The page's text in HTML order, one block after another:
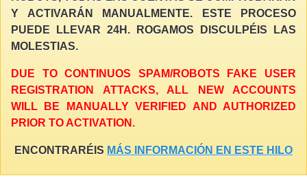
Y ACTIVARÁN MANUALMENTE. ESTE PROCESO
PUEDE LLEVAR 24H. ROGAMOS DISCULPÉIS LAS
MOLESTIAS.
DUE TO CONTINUOS SPAM/ROBOTS FAKE USER
REGISTRATION ATTACKS, ALL NEW ACCOUNTS
WILL BE MANUALLY VERIFIED AND AUTHORIZED
PRIOR TO ACTIVATION.
ENCONTRARÉIS MÁS INFORMACIÓN EN ESTE HILO